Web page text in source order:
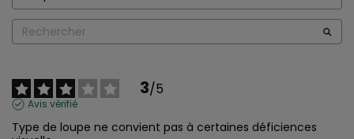
3/5
Avis vérifié
Type de loupe ne convient pas à certaines déficiences